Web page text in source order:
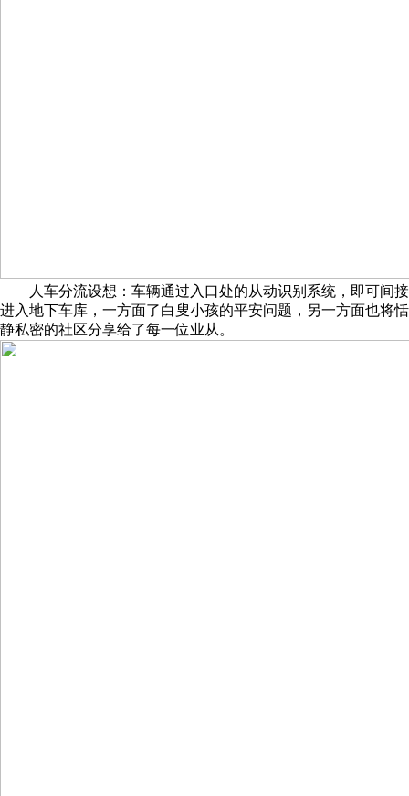
人车分流设想：车辆通过入口处的从动识别系统，即可间接
进入地下车库，一方面了白叟小孩的平安问题，另一方面也将恬
静私密的社区分享给了每一位业从。